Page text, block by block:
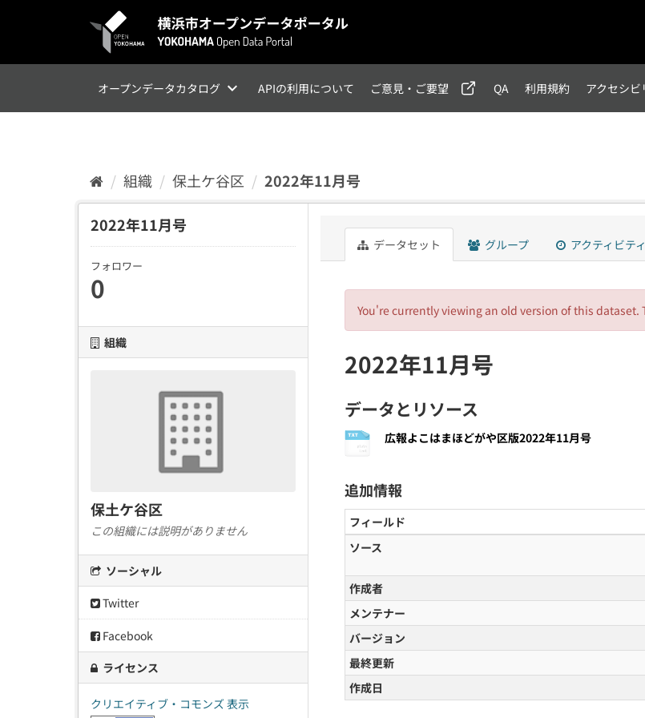
オープンデータカタログ APIの利用について ご意見・ご要望 QA 利用規約 アクセシ
組織 保土ケ谷区 2022年11月号
2022年11月号
フォロワー
0
組織
保土ケ谷区
この組織には説明がありません
ソーシャル
Twitter
Facebook
ライセンス
クリエイティブ・コモンズ 表示
データセット グループ アクティビテ
You're currently viewing an old version of this dataset.
2022年11月号
データとリソース
広報よこはまほどがや区版2022年11月号
追加情報
フィールド
ソース
作成者
メンテナー
バージョン
最終更新
作成日